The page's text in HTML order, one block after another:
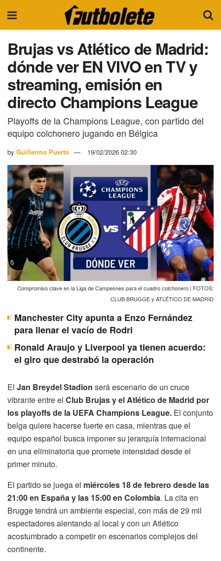
Brujas vs Atlético de Madrid:
dónde ver EN VIVO en TV y
streaming, emisión en
directo Champions League
Playoffs de la Champions League, con partido del
equipo colchonero jugando en Bélgica
by Guillermo Puerto 19/02/2026 02:30
Compromiso clave en la Liga de Campeones para el cuadro colchonero | FOTOS:
CLUB BRUGGE y ATLÉTICO DE MADRID
Manchester City apunta a Enzo Fernández
para llenar el vacío de Rodri
Ronald Araujo y Liverpool ya tienen acuerdo:
el giro que destrabó la operación
El Jan Breydel Stadion será escenario de un cruce
vibrante entre el Club Brujas y el Atlético de Madrid por
los playoffs de la UEFA Champions League. El conjunto
belga quiere hacerse fuerte en casa, mientras que el
equipo español busca imponer su jerarquía internacional
en una eliminatoria que promete intensidad desde el
primer minuto.
El partido se juega el miércoles 18 de febrero desde las
21:00 en España y las 15:00 en Colombia. La cita en
Brugge tendrá un ambiente especial, con más de 29 mil
espectadores alentando al local y con un Atlético
acostumbrado a competir en escenarios complejos del
continente.